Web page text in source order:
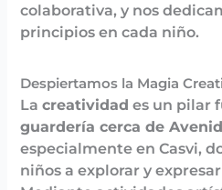
colaborativa, y nos
principios en cada niño.
Despiertamos la Magia
Lacreatividad es un pilar
guardería cerca de
especialmente en Casvi,
niños a explorar y